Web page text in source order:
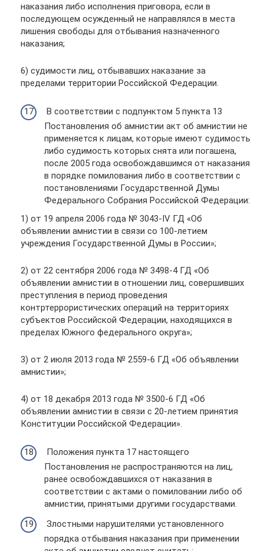
наказания либо исполнения приговора, если в
последующем осужденный не направлялся в места
лишения свободы для отбывания назначенного
наказания;
6) судимости лиц, отбывавших наказание за
пределами территории Российской Федерации.
В соответствии с подпунктом 5 пункта 13
Постановления об амнистии акт об амнистии не
применяется к лицам, которые имеют судимость
либо судимость которых снята или погашена,
после 2005 года освобождавшимся от наказания
в порядке помилования либо в соответствии с
постановлениями Государственной Думы
Федерального Собрания Российской Федерации:
1) от 19 апреля 2006 года № 3043-IV ГД «Об
объявлении амнистии в связи со 100-летием
учреждения Государственной Думы в России»;
2) от 22 сентября 2006 года № 3498-4 ГД «Об
объявлении амнистии в отношении лиц, совершивших
преступления в период проведения
контртеррористических операций на территориях
субъектов Российской Федерации, находящихся в
пределах Южного федерального округа»;
3) от 2 июля 2013 года № 2559-6 ГД «Об объявлении
амнистии»;
4) от 18 декабря 2013 года № 3500-6 ГД «Об
объявлении амнистии в связи с 20-летием принятия
Конституции Российской Федерации».
Положения пункта 17 настоящего
Постановления не распространяются на лиц,
ранее освобождавшихся от наказания в
соответствии с актами о помиловании либо об
амнистии, принятыми другими государствами.
Злостными нарушителями установленного
порядка отбывания наказания при применении